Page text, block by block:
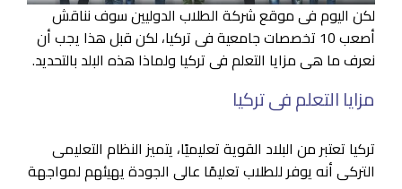
لكن اليوم فى موقع شركة الطلاب الدوليين سوف نناقش
أصعب 10 تخصصات جامعية فى تركيا، لكن قبل هذا يجب أن
نعرف ما هى مزايا التعلم فى تركيا ولماذا هذه البلد بالتحديد.
مزايا التعلم فى تركيا
تركيا تعتبر من البلاد القوية تعليميًا، يتميز النظام التعليمى
التركى أنه يوفر للطلاب تعليمًا عالى الجودة يهيئهم لمواجهة